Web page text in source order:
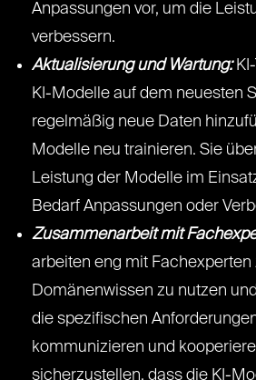
Anpassungen vor, um die
verbessern.
Aktualisierung und Wartung:KI-
KI-Modelle auf dem neuesten
regelmäßig neue Daten
Modelle neu trainieren. Sie
Leistung der Modelle im
Bedarf Anpassungen oder
Zusammenarbeit mit
arbeiten eng mit
Domänenwissen zu nutzen
die spezifischen
kommunizieren und
sicherzustellen, dass die KI-